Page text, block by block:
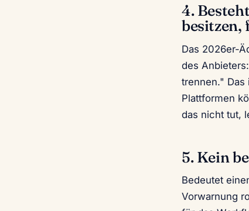
4.
besitzen,
Das 2026er-
des
trennen." Das
Plattformen
das nicht tut,
5. Kein
Bedeutet
Vorwarnung